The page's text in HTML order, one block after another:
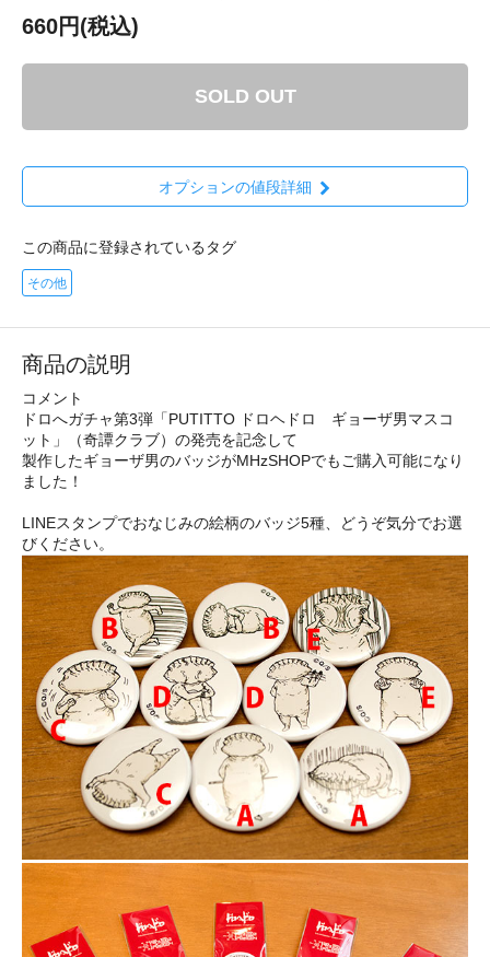
660円(税込)
SOLD OUT
オプションの値段詳細
この商品に登録されているタグ
その他
商品の説明
コメント
ドロへガチャ第3弾「PUTITTO ドロヘドロ ギョーザ男マスコ
ット」（奇譚クラブ）の発売を記念して
製作したギョーザ男のバッジがMHzSHOPでもご購入可能になり
ました！
LINEスタンプでおなじみの絵柄のバッジ5種、どうぞ気分でお選
びください。